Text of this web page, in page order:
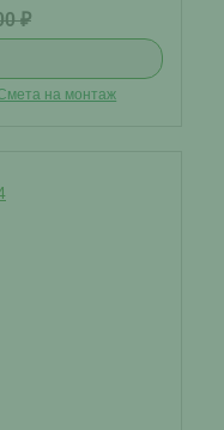
₽
на монтаж